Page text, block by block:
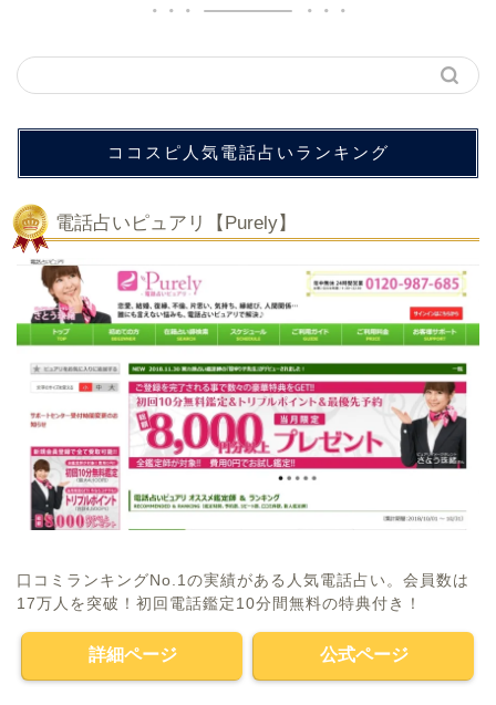
ココスピ人気電話占いランキング
電話占いピュアリ【Purely】
口コミランキングNo.1の実績がある人気電話占い。会員数は
17万人を突破！初回電話鑑定10分間無料の特典付き！
詳細ページ 公式ページ